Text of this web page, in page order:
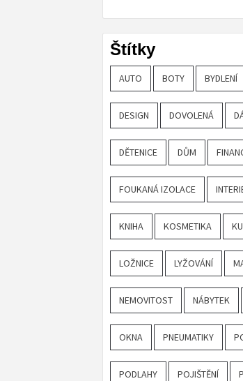
Štítky
AUTO BOTY BYDLENÍ
DESIGN DOVOLENÁ
DĚTENICE DŮM
FOUKANÁ IZOLACE
KNIHA KOSMETIKA
LOŽNICE LYŽOVÁNÍ
NEMOVITOST NÁBYTEK
OKNA PNEUMATIKY
PODLAHY POJIŠTĚNÍ